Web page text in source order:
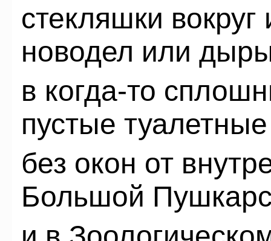
стекляшки
новодел или
в когда-то
пустые
без окон от
Большой